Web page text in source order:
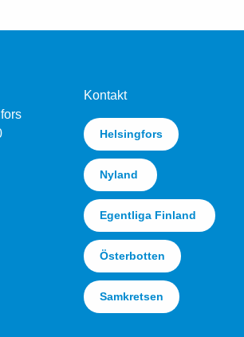
Kontakt
Helsingfors
Nyland
Egentliga Finland
Österbotten
Samkretsen